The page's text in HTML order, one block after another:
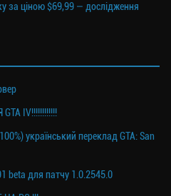
за ціною $69,99 — дослідження
IV!!!!!!!!!!!!
український переклад GTA: San
beta для патчу 1.0.2545.0